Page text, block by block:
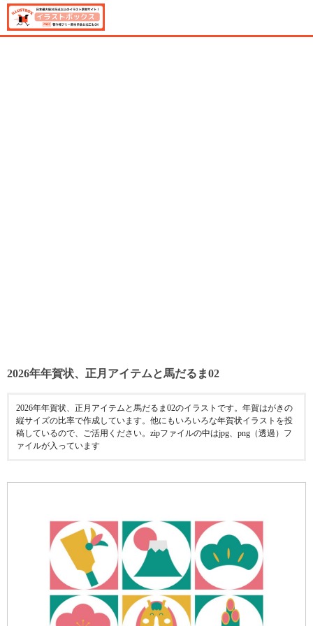
2026年年賀状、正月アイテムと馬だるま02
2026年年賀状、正月アイテムと馬だるま02のイラストです。年賀はがきの
縦サイズの比率で作成しています。他にもいろいろな年賀状イラストを投
稿しているので、ご活用ください。zipファイルの中はjpg、png（透過）フ
ァイルが入っています